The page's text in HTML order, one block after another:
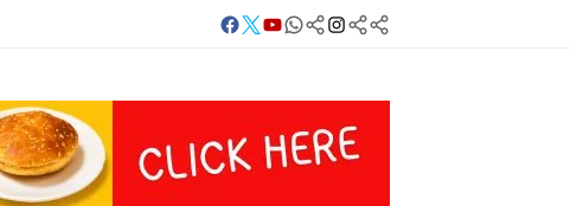
Facebook
Twitter
Youtube
Whatsapp
बलिया
लाइव
FOLLOW/JOIN
करें
Instagram
Telegram